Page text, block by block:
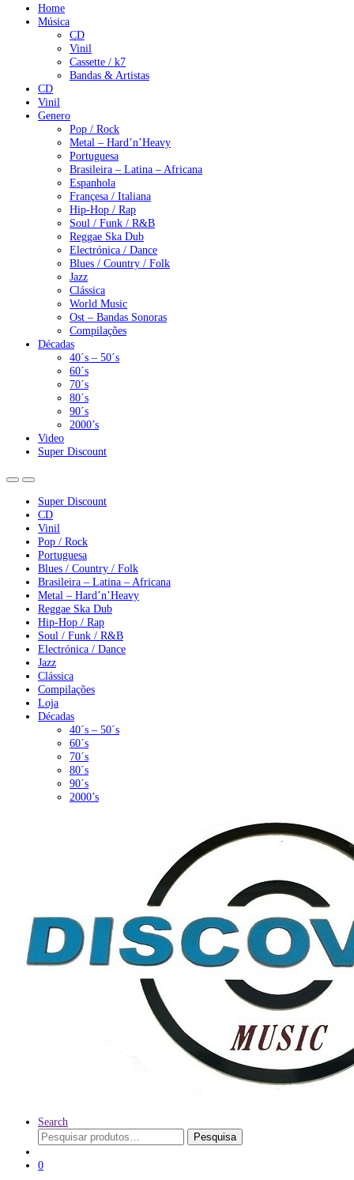
Home
Música
CD
Vinil
Cassette / k7
Bandas & Artistas
CD
Vinil
Genero
Pop / Rock
Metal – Hard’n’Heavy
Portuguesa
Brasileira – Latina – Africana
Espanhola
Françesa / Italiana
Hip-Hop / Rap
Soul / Funk / R&B
Reggae Ska Dub
Electrónica / Dance
Blues / Country / Folk
Jazz
Clássica
World Music
Ost – Bandas Sonoras
Compilações
Décadas
40´s – 50´s
60´s
70´s
80´s
90´s
2000’s
Video
Super Discount
Super Discount
CD
Vinil
Pop / Rock
Portuguesa
Blues / Country / Folk
Brasileira – Latina – Africana
Metal – Hard’n’Heavy
Reggae Ska Dub
Hip-Hop / Rap
Soul / Funk / R&B
Electrónica / Dance
Jazz
Clássica
Compilações
Loja
Décadas
40´s – 50´s
60´s
70´s
80´s
90´s
2000’s
Search
Pesquisar
por:
Pesquisa
0